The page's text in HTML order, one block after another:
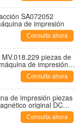
SA072052
de impresión
Consulta ahora
piezas de
de impresión
Consulta ahora
de impresión piezas
original DC
Consulta ahora